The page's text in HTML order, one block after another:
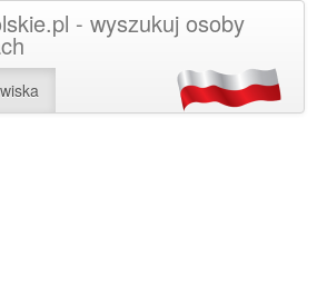
- wyszukuj osoby